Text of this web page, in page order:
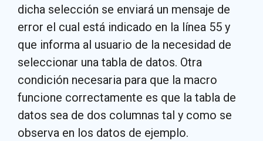
dicha selección se enviará un mensaje de
error el cual está indicado en la línea 55 y
que informa al usuario de la necesidad de
seleccionar una tabla de datos. Otra
condición necesaria para que la macro
funcione correctamente es que la tabla de
datos sea de dos columnas tal y como se
observa en los datos de ejemplo.